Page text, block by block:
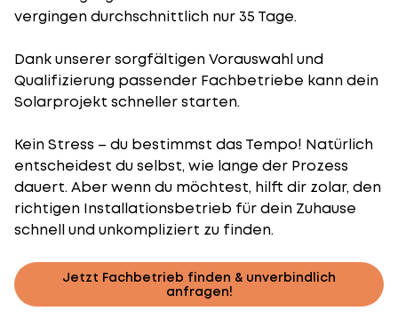
vergingen durchschnittlich nur 35 Tage.
Dank unserer sorgfältigen Vorauswahl und
Qualifizierung passender Fachbetriebe kann dein
Solarprojekt schneller starten.
Kein Stress – du bestimmst das Tempo! Natürlich
entscheidest du selbst, wie lange der Prozess
dauert. Aber wenn du möchtest, hilft dir zolar, den
richtigen Installationsbetrieb für dein Zuhause
schnell und unkompliziert zu finden.
Jetzt Fachbetrieb finden & unverbindlich
anfragen!